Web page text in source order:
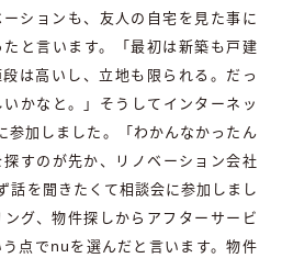
ションも、友人の自宅を見た事に
と言います。「最初は新築も戸建
は高いし、立地も限られる。だっ
かなと。」そうしてインターネッ
参加しました。「わかんなかったん
すのが先か、リノベーション会社
話を聞きたくて相談会に参加しまし
グ、物件探しからアフターサービ
点でnuを選んだと言います。物件